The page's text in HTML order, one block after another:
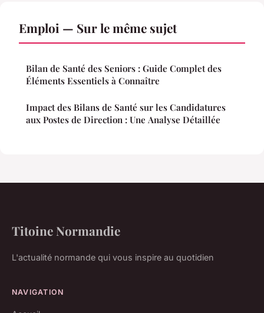
Emploi — Sur le même sujet
Bilan de Santé des Seniors : Guide Complet des
Éléments Essentiels à Connaître
Impact des Bilans de Santé sur les Candidatures
aux Postes de Direction : Une Analyse Détaillée
Titoine Normandie
L'actualité normande qui vous inspire au quotidien
NAVIGATION